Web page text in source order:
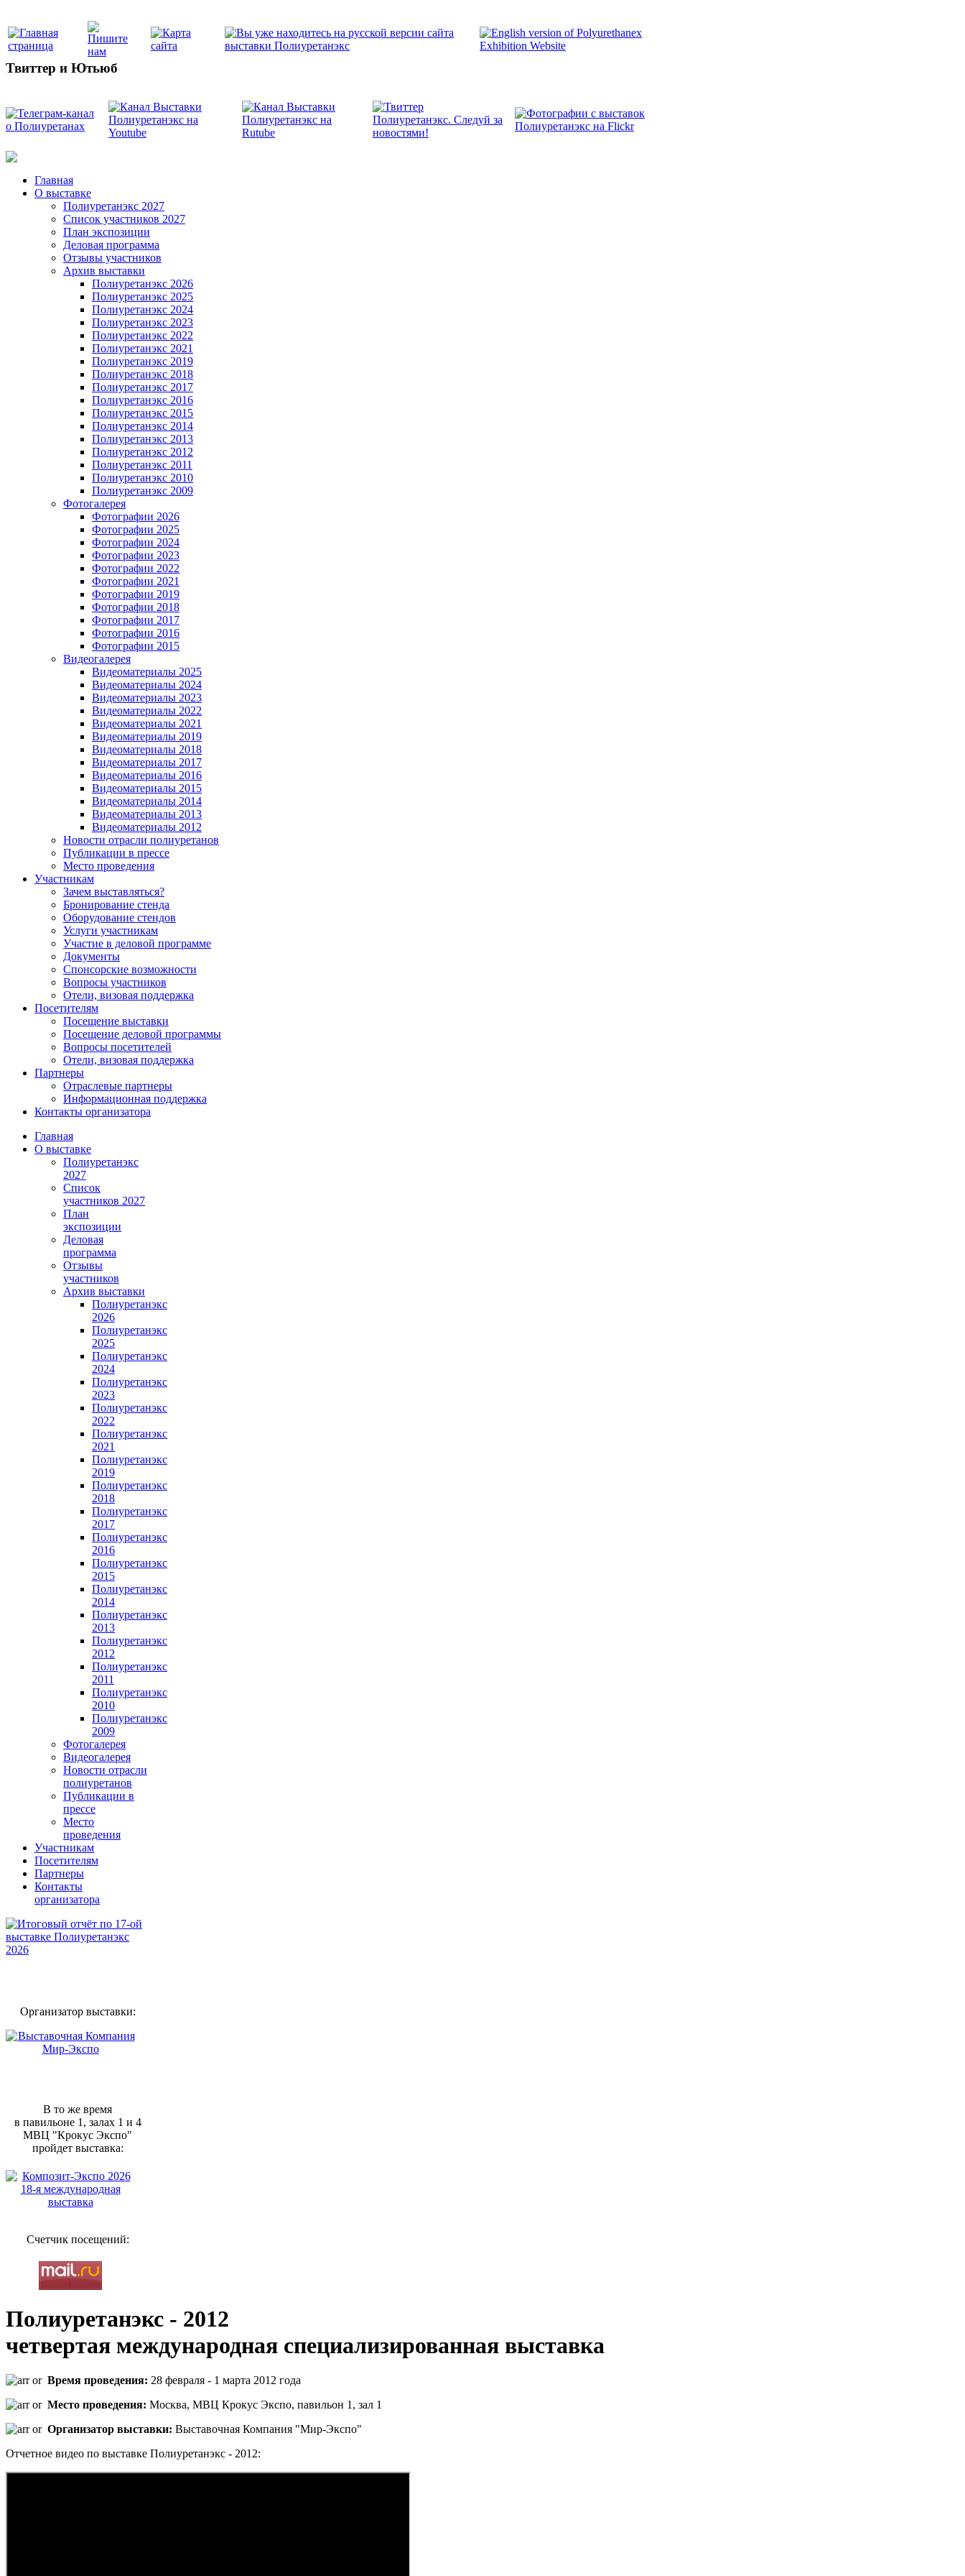
Твиттер и Ютьюб
Главная
О выставке
Полиуретанэкс 2027
Список участников 2027
План экспозиции
Деловая программа
Отзывы участников
Архив выставки
Полиуретанэкс 2026
Полиуретанэкс 2025
Полиуретанэкс 2024
Полиуретанэкс 2023
Полиуретанэкс 2022
Полиуретанэкс 2021
Полиуретанэкс 2019
Полиуретанэкс 2018
Полиуретанэкс 2017
Полиуретанэкс 2016
Полиуретанэкс 2015
Полиуретанэкс 2014
Полиуретанэкс 2013
Полиуретанэкс 2012
Полиуретанэкс 2011
Полиуретанэкс 2010
Полиуретанэкс 2009
Фотогалерея
Фотографии 2026
Фотографии 2025
Фотографии 2024
Фотографии 2023
Фотографии 2022
Фотографии 2021
Фотографии 2019
Фотографии 2018
Фотографии 2017
Фотографии 2016
Фотографии 2015
Видеогалерея
Видеоматериалы 2025
Видеоматериалы 2024
Видеоматериалы 2023
Видеоматериалы 2022
Видеоматериалы 2021
Видеоматериалы 2019
Видеоматериалы 2018
Видеоматериалы 2017
Видеоматериалы 2016
Видеоматериалы 2015
Видеоматериалы 2014
Видеоматериалы 2013
Видеоматериалы 2012
Новости отрасли полиуретанов
Публикации в прессе
Место проведения
Участникам
Зачем выставляться?
Бронирование стенда
Оборудование стендов
Услуги участникам
Участие в деловой программе
Документы
Спонсорские возможности
Вопросы участников
Отели, визовая поддержка
Посетителям
Посещение выставки
Посещение деловой программы
Вопросы посетителей
Отели, визовая поддержка
Партнеры
Отраслевые партнеры
Информационная поддержка
Контакты организатора
Главная
О выставке
Полиуретанэкс
2027
Список
участников 2027
План
экспозиции
Деловая
программа
Отзывы
участников
Архив выставки
Полиуретанэкс
2026
Полиуретанэкс
2025
Полиуретанэкс
2024
Полиуретанэкс
2023
Полиуретанэкс
2022
Полиуретанэкс
2021
Полиуретанэкс
2019
Полиуретанэкс
2018
Полиуретанэкс
2017
Полиуретанэкс
2016
Полиуретанэкс
2015
Полиуретанэкс
2014
Полиуретанэкс
2013
Полиуретанэкс
2012
Полиуретанэкс
2011
Полиуретанэкс
2010
Полиуретанэкс
2009
Фотогалерея
Видеогалерея
Новости отрасли
полиуретанов
Публикации в
прессе
Место
проведения
Участникам
Посетителям
Партнеры
Контакты
организатора
Организатор выставки:
В то же время
в павильоне 1, залах 1 и 4
МВЦ "Крокус Экспо"
пройдет выставка:
Счетчик посещений:
Полиуретанэкс - 2012
четвертая международная специализированная выставка
Время проведения: 28 февраля - 1 марта 2012 года
Место проведения: Москва, МВЦ Крокус Экспо, павильон 1, зал 1
Организатор выставки: Выставочная Компания "Мир-Экспо"
Отчетное видео по выставке Полиуретанэкс - 2012: